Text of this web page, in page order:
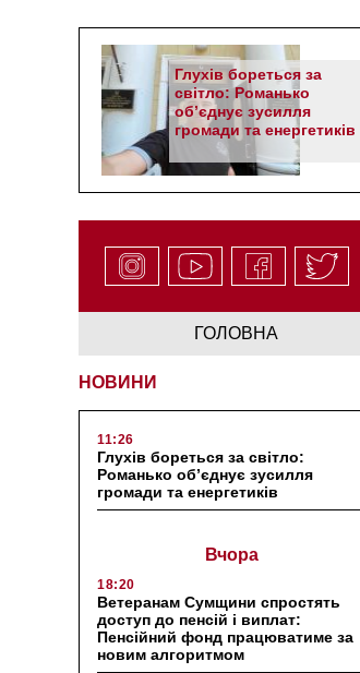
Глухів бореться за
світло: Романько
об’єднує зусилля
громади та енергетиків
ГОЛОВНА
НОВИНИ
11:26
Глухів бореться за світло:
Романько об’єднує зусилля
громади та енергетиків
Вчора
18:20
Ветеранам Сумщини спростять
доступ до пенсій і виплат:
Пенсійний фонд працюватиме за
новим алгоритмом